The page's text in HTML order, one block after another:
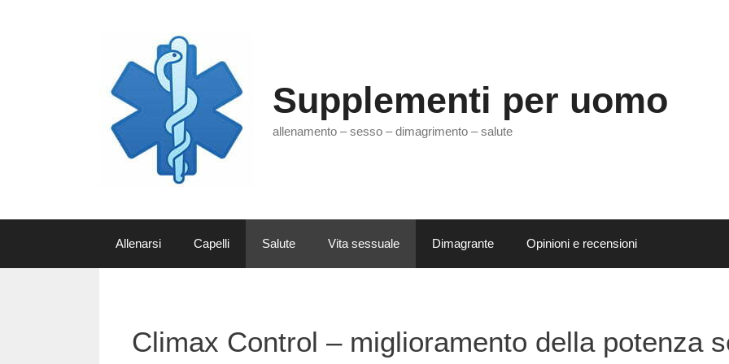
Supplementi per uomo
allenamento – sesso – dimagrimento – salute
Allenarsi Capelli Salute Vita sessuale Dimagrante Opinioni e recensioni
Climax Control – miglioramento della potenza